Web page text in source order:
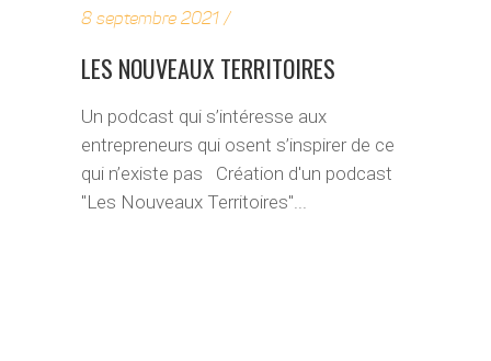
8 septembre 2021
LES NOUVEAUX TERRITOIRES
Un podcast qui s’intéresse aux
entrepreneurs qui osent s’inspirer de ce
qui n’existe pas Création d'un podcast
"Les Nouveaux Territoires"...